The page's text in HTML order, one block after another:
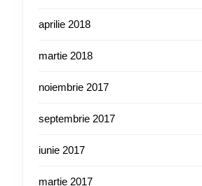
aprilie 2018
martie 2018
noiembrie 2017
septembrie 2017
iunie 2017
martie 2017